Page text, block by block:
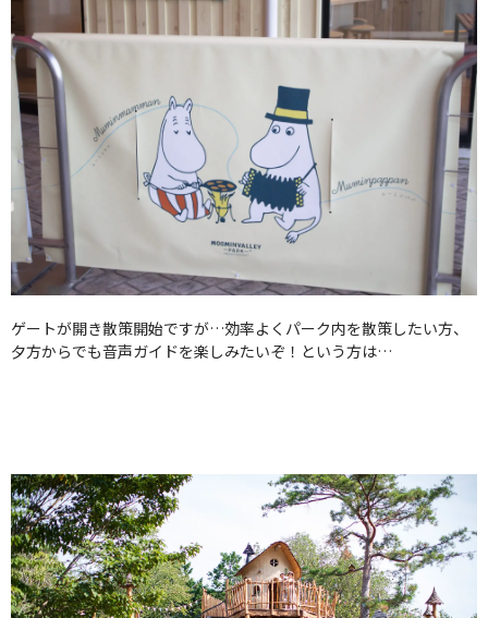
ゲートが開き散策開始ですが…効率よくパーク内を散策したい方、
夕方からでも音声ガイドを楽しみたいぞ！という方は…